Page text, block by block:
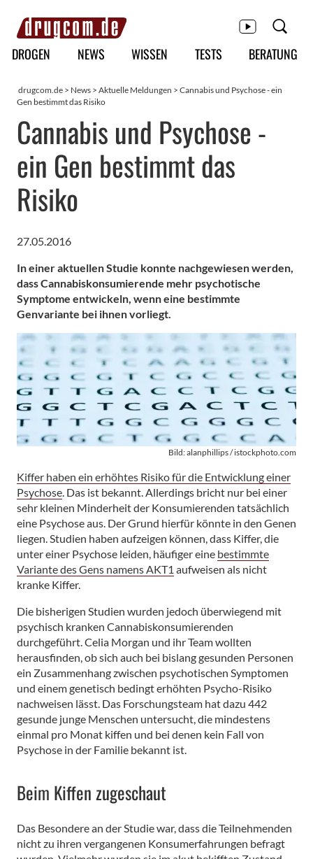
Hauptmenü
DROGEN NEWS WISSEN TESTS BERATUNG
drugcom.de > News > Aktuelle Meldungen > Cannabis und Psychose - ein
Gen bestimmt das Risiko
Cannabis und Psychose -
ein Gen bestimmt das
Risiko
27.05.2016
In einer aktuellen Studie konnte nachgewiesen werden,
dass Cannabiskonsumierende mehr psychotische
Symptome entwickeln, wenn eine bestimmte
Genvariante bei ihnen vorliegt.
Bild: alanphillips / istockphoto.com
Kiffer haben ein erhöhtes Risiko für die Entwicklung einer
Psychose. Das ist bekannt. Allerdings bricht nur bei einer
sehr kleinen Minderheit der Konsumierenden tatsächlich
eine Psychose aus. Der Grund hierfür könnte in den Genen
liegen. Studien haben aufzeigen können, dass Kiffer, die
unter einer Psychose leiden, häufiger eine bestimmte
Variante des Gens namens AKT1 aufweisen als nicht
kranke Kiffer.
Die bisherigen Studien wurden jedoch überwiegend mit
psychisch kranken Cannabiskonsumierenden
durchgeführt. Celia Morgan und ihr Team wollten
herausfinden, ob sich auch bei bislang gesunden Personen
ein Zusammenhang zwischen psychotischen Symptomen
und einem genetisch bedingt erhöhten Psycho-Risiko
nachweisen lässt. Das Forschungsteam hat dazu 442
gesunde junge Menschen untersucht, die mindestens
einmal pro Monat kiffen und bei denen kein Fall von
Psychose in der Familie bekannt ist.
Beim Kiffen zugeschaut
Das Besondere an der Studie war, dass die Teilnehmenden
nicht zu ihren vergangenen Konsumerfahrungen befragt